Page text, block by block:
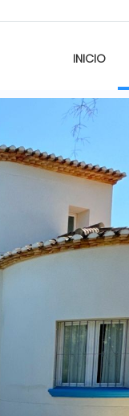
INICIO